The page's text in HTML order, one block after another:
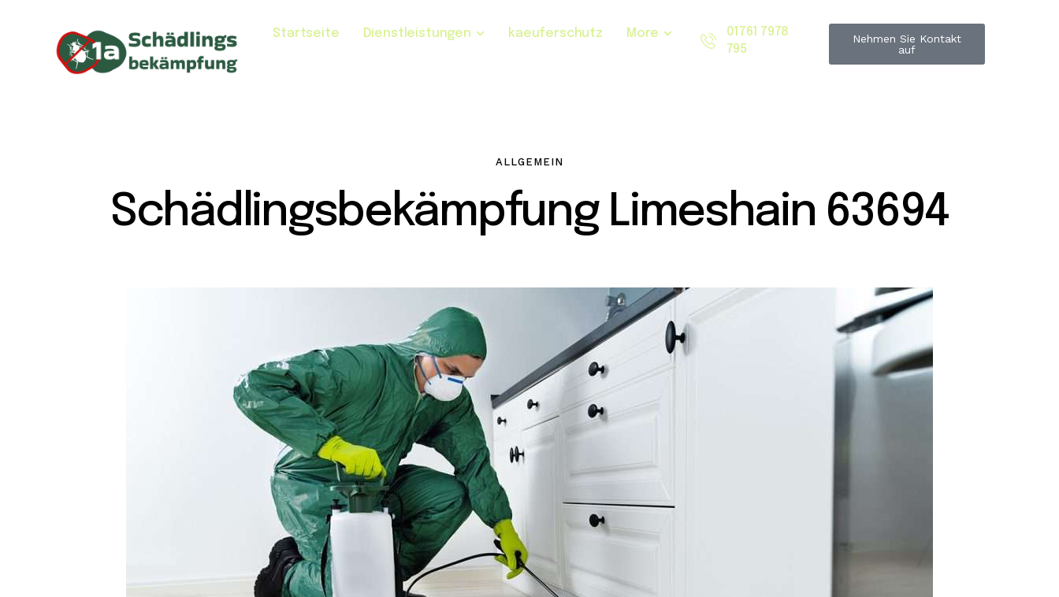
Startseite Dienstleistungen kaeuferschutz More
01761 7978
795
Nehmen Sie Kontakt
auf
ALLGEMEIN
Schädlingsbekämpfung Limeshain 63694